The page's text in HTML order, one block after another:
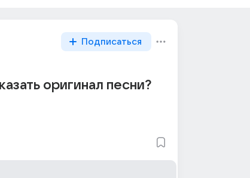
Подписаться
оригинал песни?